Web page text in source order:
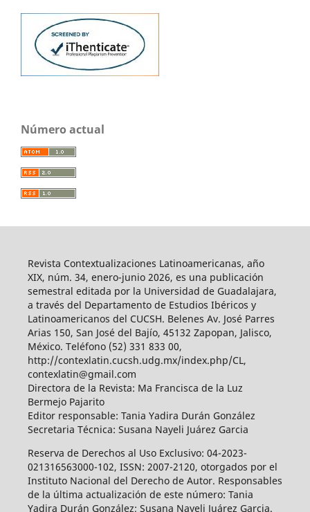
Número actual
Revista Contextualizaciones Latinoamericanas, año
XIX, núm. 34, enero-junio 2026, es una publicación
semestral editada por la Universidad de Guadalajara,
a través del Departamento de Estudios Ibéricos y
Latinoamericanos del CUCSH. Belenes Av. José Parres
Arias 150, San José del Bajío, 45132 Zapopan, Jalisco,
México. Teléfono (52) 331 833 00,
http://contexlatin.cucsh.udg.mx/index.php/CL,
contexlatin@gmail.com
Directora de la Revista: Ma Francisca de la Luz
Bermejo Pajarito
Editor responsable: Tania Yadira Durán González
Secretaria Técnica: Susana Nayeli Juárez Garcia
Reserva de Derechos al Uso Exclusivo: 04-2023-
021316563000-102, ISSN: 2007-2120, otorgados por el
Instituto Nacional del Derecho de Autor. Responsables
de la última actualización de este número: Tania
Yadira Durán González; Susana Nayeli Juárez Garcia.